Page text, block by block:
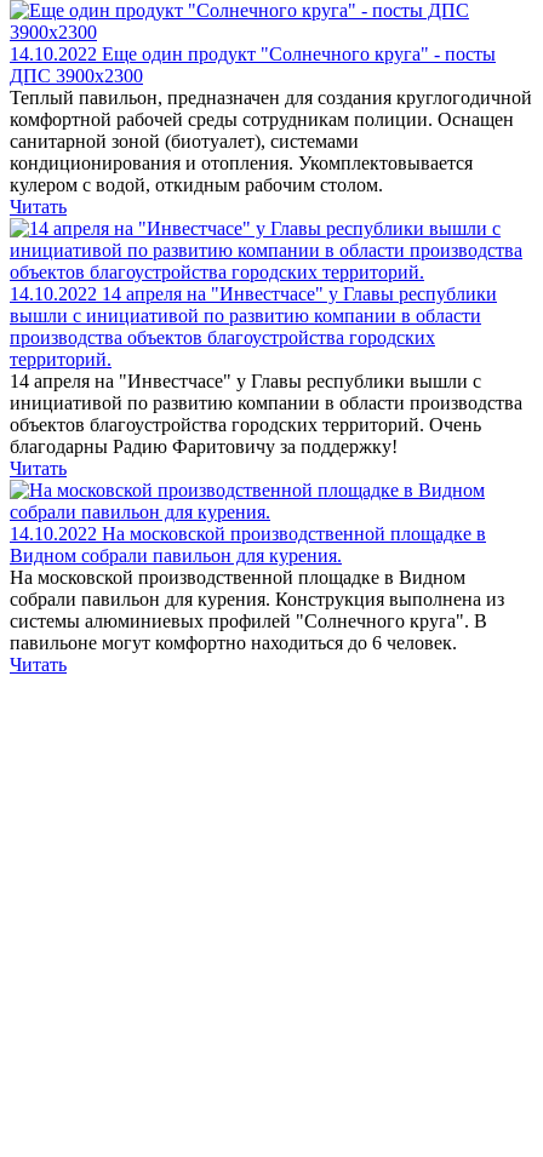
14.10.2022 Еще один продукт "Солнечного круга" - посты
ДПС 3900х2300
Теплый павильон, предназначен для создания круглогодичной
комфортной рабочей среды сотрудникам полиции. Оснащен
санитарной зоной (биотуалет), системами
кондиционирования и отопления. Укомплектовывается
кулером с водой, откидным рабочим столом.
Читать
14.10.2022 14 апреля на "Инвестчасе" у Главы республики
вышли с инициативой по развитию компании в области
производства объектов благоустройства городских
территорий.
14 апреля на "Инвестчасе" у Главы республики вышли с
инициативой по развитию компании в области производства
объектов благоустройства городских территорий. Очень
благодарны Радию Фаритовичу за поддержку!
Читать
14.10.2022 На московской производственной площадке в
Видном собрали павильон для курения.
На московской производственной площадке в Видном
собрали павильон для курения. Конструкция выполнена из
системы алюминиевых профилей "Солнечного круга". В
павильоне могут комфортно находиться до 6 человек.
Читать